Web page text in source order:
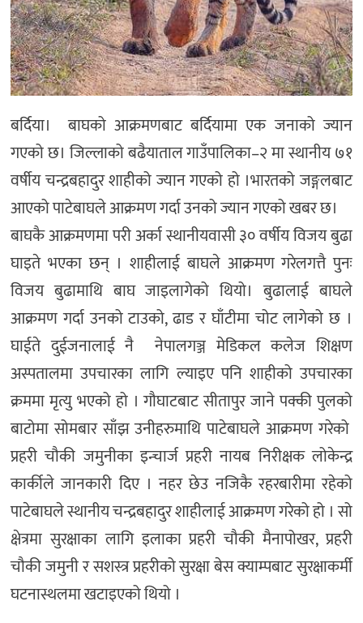
बर्दिया। बाघको आक्रमणबाट बर्दियामा एक जनाको ज्यान
गएको छ। जिल्लाको बढैयाताल गाउँपालिका–२ मा स्थानीय ७१
वर्षीय चन्द्रबहादुर शाहीको ज्यान गएको हो ।भारतको जङ्गलबाट
आएको पाटेबाघले आक्रमण गर्दा उनको ज्यान गएको खबर छ।
बाघकै आक्रमणमा परी अर्का स्थानीयवासी ३० वर्षीय विजय बुढा
घाइते भएका छन् । शाहीलाई बाघले आक्रमण गरेलगत्तै पुनः
विजय बुढामाथि बाघ जाइलागेको थियो। बुढालाई बाघले
आक्रमण गर्दा उनको टाउको, ढाड र घाँटीमा चोट लागेको छ ।
घाईते दुईजनालाई नै नेपालगञ्ज मेडिकल कलेज शिक्षण
अस्पतालमा उपचारका लागि ल्याइए पनि शाहीको उपचारका
क्रममा मृत्यु भएको हो । गौघाटबाट सीतापुर जाने पक्की पुलको
बाटोमा सोमबार साँझ उनीहरुमाथि पाटेबाघले आक्रमण गरेको
प्रहरी चौकी जमुनीका इन्चार्ज प्रहरी नायब निरीक्षक लोकेन्द्र
कार्कीले जानकारी दिए । नहर छेउ नजिकै रहरबारीमा रहेको
पाटेबाघले स्थानीय चन्द्रबहादुर शाहीलाई आक्रमण गरेको हो । सो
क्षेत्रमा सुरक्षाका लागि इलाका प्रहरी चौकी मैनापोखर, प्रहरी
चौकी जमुनी र सशस्त्र प्रहरीको सुरक्षा बेस क्याम्पबाट सुरक्षाकर्मी
घटनास्थलमा खटाइएको थियो ।